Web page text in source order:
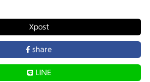
Xpost
share
LINE